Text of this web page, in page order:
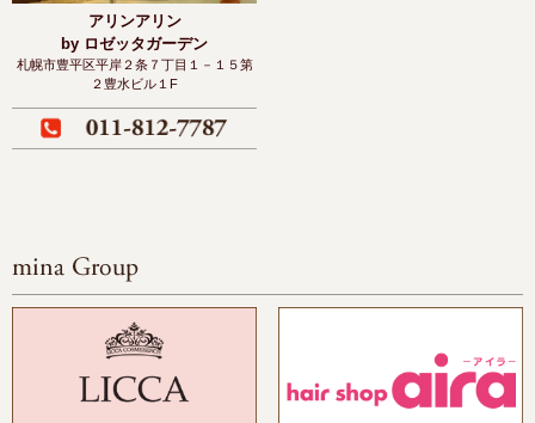
アリンアリン
by ロゼッタガーデン
札幌市豊平区平岸２条７丁目１－１５第
２豊水ビル１F